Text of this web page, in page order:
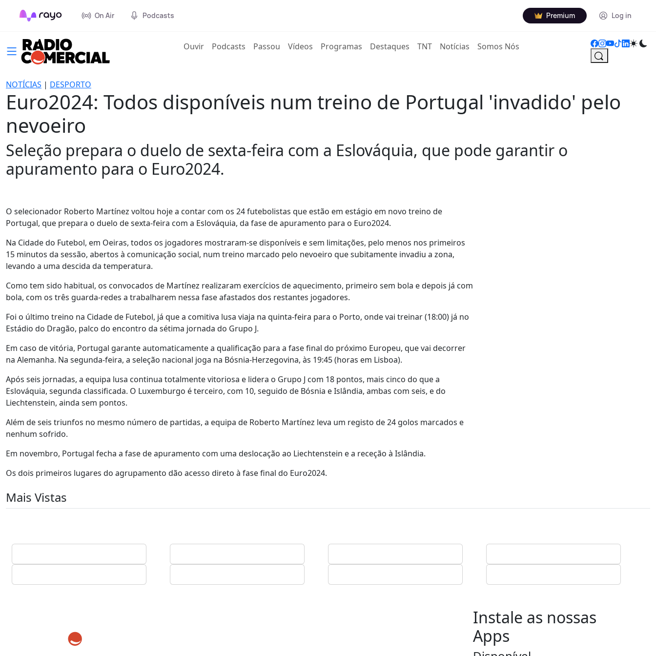
On Air Podcasts Premium Log in
Ouvir(current)
Podcasts Passou Vídeos Programas Destaques TNT Notícias Somos Nós
NOTÍCIAS | DESPORTO
Euro2024: Todos disponíveis num treino de Portugal 'invadido' pelo
nevoeiro
Seleção prepara o duelo de sexta-feira com a Eslováquia, que pode garantir o
apuramento para o Euro2024.
O selecionador Roberto Martínez voltou hoje a contar com os 24 futebolistas que estão em estágio em novo treino de
Portugal, que prepara o duelo de sexta-feira com a Eslováquia, da fase de apuramento para o Euro2024.
Na Cidade do Futebol, em Oeiras, todos os jogadores mostraram-se disponíveis e sem limitações, pelo menos nos primeiros
15 minutos da sessão, abertos à comunicação social, num treino marcado pelo nevoeiro que subitamente invadiu a zona,
levando a uma descida da temperatura.
Como tem sido habitual, os convocados de Martínez realizaram exercícios de aquecimento, primeiro sem bola e depois já com
bola, com os três guarda-redes a trabalharem nessa fase afastados dos restantes jogadores.
Foi o último treino na Cidade de Futebol, já que a comitiva lusa viaja na quinta-feira para o Porto, onde vai treinar (18:00) já no
Estádio do Dragão, palco do encontro da sétima jornada do Grupo J.
Em caso de vitória, Portugal garante automaticamente a qualificação para a fase final do próximo Europeu, que vai decorrer
na Alemanha. Na segunda-feira, a seleção nacional joga na Bósnia-Herzegovina, às 19:45 (horas em Lisboa).
Após seis jornadas, a equipa lusa continua totalmente vitoriosa e lidera o Grupo J com 18 pontos, mais cinco do que a
Eslováquia, segunda classificada. O Luxemburgo é terceiro, com 10, seguido de Bósnia e Islândia, ambas com seis, e do
Liechtenstein, ainda sem pontos.
Além de seis triunfos no mesmo número de partidas, a equipa de Roberto Martínez leva um registo de 24 golos marcados e
nenhum sofrido.
Em novembro, Portugal fecha a fase de apuramento com uma deslocação ao Liechtenstein e a receção à Islândia.
Os dois primeiros lugares do agrupamento dão acesso direto à fase final do Euro2024.
Mais Vistas
Instale as nossas
Apps